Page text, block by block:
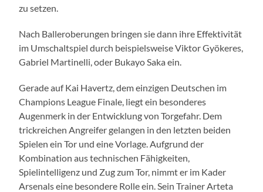
zu setzen.
Nach Balleroberungen bringen sie dann ihre Effektivität
im Umschaltspiel durch beispielsweise Viktor Gyökeres,
Gabriel Martinelli, oder Bukayo Saka ein.
Gerade auf Kai Havertz, dem einzigen Deutschen im
Champions League Finale, liegt ein besonderes
Augenmerk in der Entwicklung von Torgefahr. Dem
trickreichen Angreifer gelangen in den letzten beiden
Spielen ein Tor und eine Vorlage. Aufgrund der
Kombination aus technischen Fähigkeiten,
Spielintelligenz und Zug zum Tor, nimmt er im Kader
Arsenals eine besondere Rolle ein. Sein Trainer Arteta